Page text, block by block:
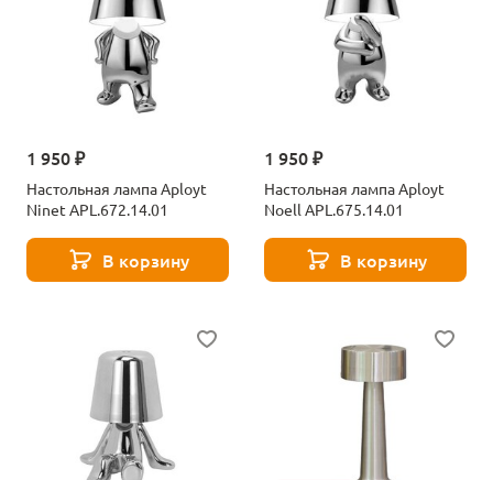
1 950 ₽
Настольная лампа Aployt
Ninet APL.672.14.01
В корзину
1 950 ₽
Настольная лампа Aployt
Noell APL.675.14.01
В корзину